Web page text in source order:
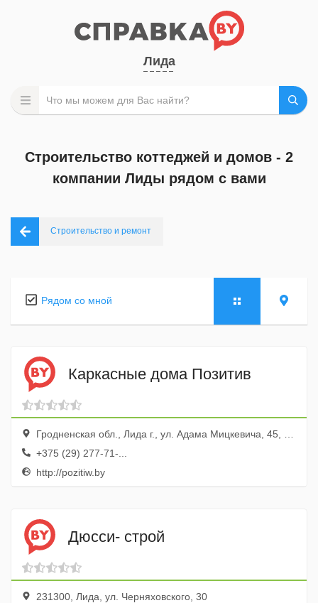
Лида
Строительство коттеджей и домов - 2
компании Лиды рядом с вами
Строительство и ремонт
Рядом со мной
Каркасные дома Позитив
Гродненская обл., Лида г., ул. Адама Мицкевича, 45, оф. 2
+375 (29) 277-71-...
http://pozitiw.by
Дюсси- строй
231300, Лида, ул. Черняховского, 30